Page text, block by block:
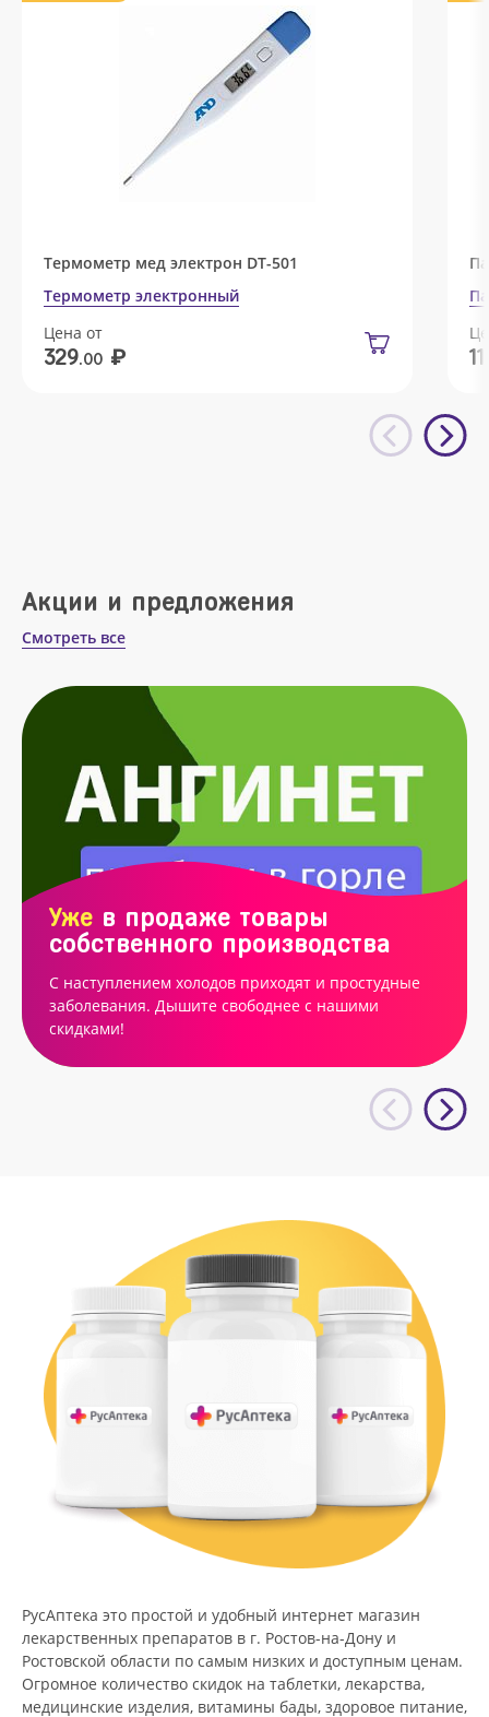
Термометр мед электрон DT-501
Термометр электронный
Цена от
329.00 ₽ 11
Акции и предложения
Смотреть все
Уже в продаже товары
собственного производства
С наступлением холодов приходят и простудные
заболевания. Дышите свободнее с нашими
скидками!
РусАптека это простой и удобный интернет магазин
лекарственных препаратов в г. Ростов-на-Дону и
Ростовской области по самым низких и доступным ценам.
Огромное количество скидок на таблетки, лекарства,
медицинские изделия, витамины бады, здоровое питание,